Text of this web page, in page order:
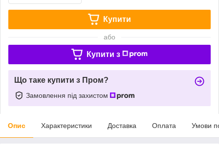
Купити
або
Купити з
Що таке купити з Пром?
Замовлення під захистом
Опис Характеристики Доставка Оплата Умови